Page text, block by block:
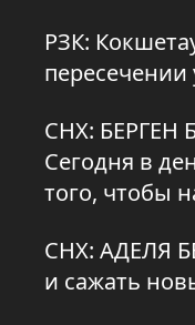
РЗК:
СНХ: БЕРГЕН
Сегодня в
того, чтобы
СНХ: АДЕЛЯ
и сажать